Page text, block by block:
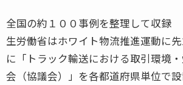
全国の約１００事例を整理して収録
生労働省はホワイト物流推進運動に
に「トラック輸送における取引環境
会（協議会）」を各都道府県単位で設